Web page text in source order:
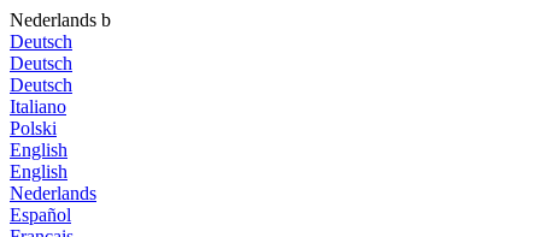
Nederlands b
Deutsch
Deutsch
Deutsch
Italiano
Polski
English
English
Nederlands
Español